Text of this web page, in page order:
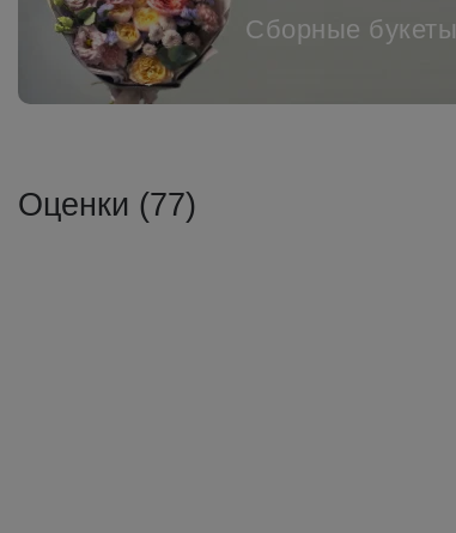
Сборные букеты
Оценки (77)